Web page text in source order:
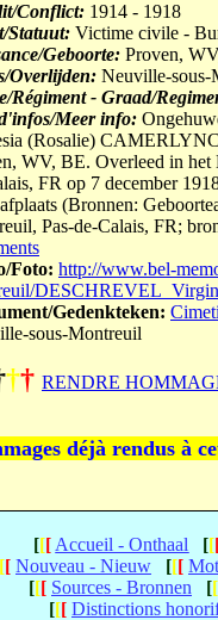
Conflict: 1914 - 1918
Statuut: Victime civile -
Geboorte: Proven,
Overlijden: Neuville-sous-
Régiment - Graad/
Meer info:
(Rosalie)
WV, BE. Overleed in het
FR op 7 december
(Bronnen:
Pas-de-Calais, FR;
Foto: http://www.bel-
Gedenkteken:
sous-Montreuil
†† RENDRE
déjà rendus à
[[[ Accueil - Onthaal [[
[[ Nouveau - Nieuw [[[
[[[ Sources - Bronnen [[
[[[ Distinctions